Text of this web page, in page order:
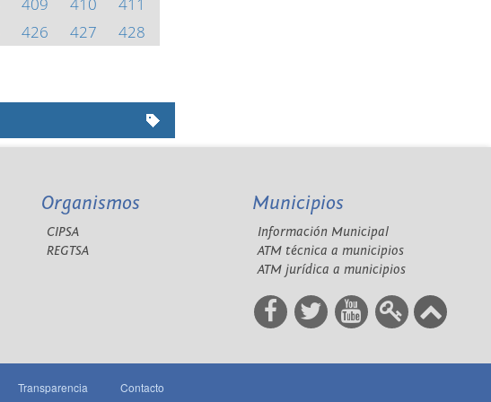
426 427
428
Organismos
CIPSA
REGTSA
Municipios
Información Municipal
ATM técnica a municipios
ATM jurídica a municipios
Transparencia Contacto